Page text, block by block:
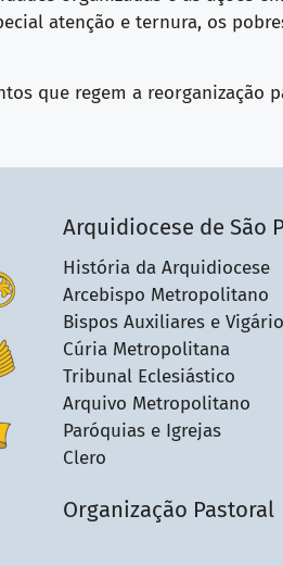
atenção e ternura, os
que regem a reorganização
Arquidiocese de São
História da Arquidiocese
Arcebispo Metropolitano
Bispos Auxiliares e
Cúria Metropolitana
Tribunal Eclesiástico
Arquivo Metropolitano
Paróquias e Igrejas
Clero
Organização Pastoral